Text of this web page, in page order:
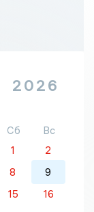
2026
Сб
Вс
1
2
8
9
15
16